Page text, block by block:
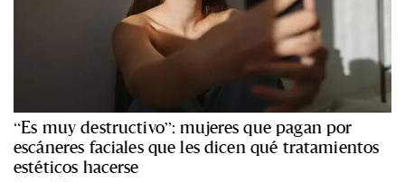
“Es muy destructivo”: mujeres que pagan por
escáneres faciales que les dicen qué tratamientos
estéticos hacerse